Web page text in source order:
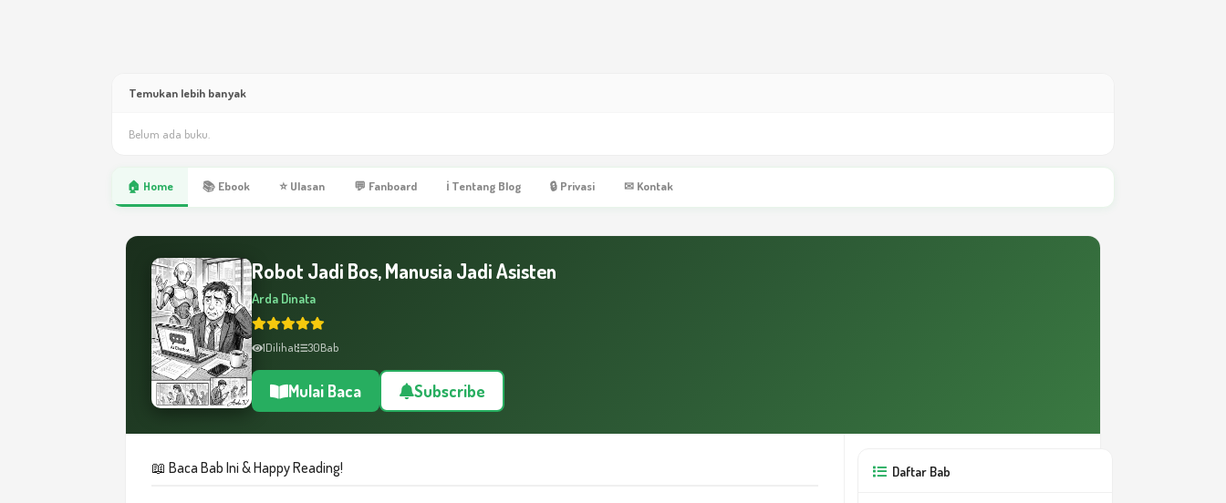
Temukan lebih banyak
Belum ada buku.
🏠 Home 📚 Ebook ⭐ Ulasan 💬 Fanboard ℹ Tentang Blog 🔒 Privasi ✉ Kontak
Robot Jadi Bos, Manusia Jadi Asisten
Arda Dinata
1Dilihat 30Bab
Mulai Baca Subscribe
📖 Baca Bab Ini & Happy Reading! Daftar Bab